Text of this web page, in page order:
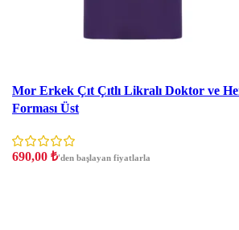
Mor Erkek Çıt Çıtlı Likralı Doktor ve
Forması Üst
690,00 ₺'den başlayan fiyatlarla